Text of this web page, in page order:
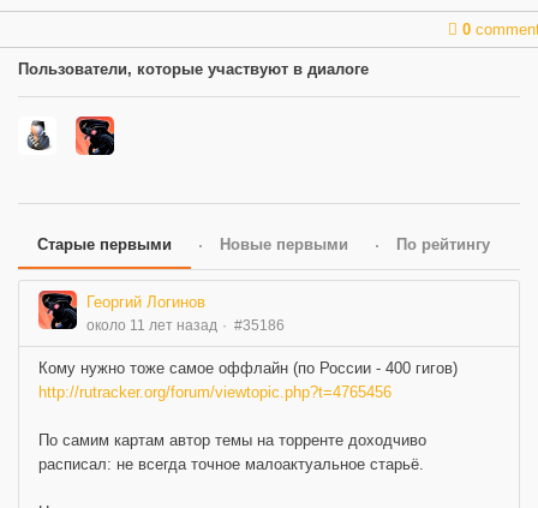
0
Пользователи, которые участвуют в диалоге
Старые первыми Новые первыми По рейтингу
Георгий Логинов
около 11 лет назад #35186
Кому нужно тоже самое оффлайн (по России - 400 гигов)
http://rutracker.org/forum/viewtopic.php?t=4765456
По самим картам автор темы на торренте доходчиво
расписал: не всегда точное малоактуальное старьё.